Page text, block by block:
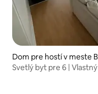
Dom pre hostí v meste
Svetlý byt pre 6 |